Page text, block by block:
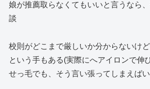
娘が推薦取らなくてもいいと言うなら
談
校則がどこまで厳しいか分からないけ
という手もある(実際にへアイロンで伸
せっ毛でも、そう言い張ってしまえば